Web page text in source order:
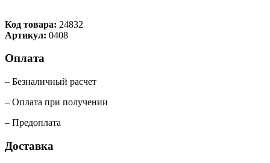
Код товара: 24832
Артикул: 0408
Оплата
– Безналичный расчет
– Оплата при получении
– Предоплата
Доставка